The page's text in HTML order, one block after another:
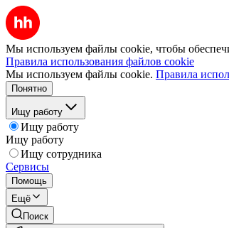
Мы используем файлы cookie, чтобы
Правила использования файлов cookie
Мы используем файлы cookie. Правила
Понятно
Ищу работу
Ищу работу
Ищу работу
Ищу сотрудника
Сервисы
Помощь
Ещё
Поиск